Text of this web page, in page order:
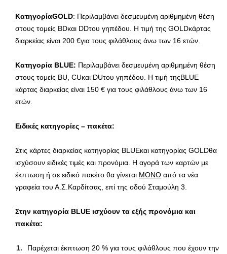
ΚατηγορίαGOLD: Περιλαμβάνει δεσμευμένη αριθμημένη θέση
στoυς τομείς BDκαι DDτου γηπέδου. Η τιμή της GOLDκάρτας
διαρκείας είναι 200 €για τους φιλάθλους άνω των 16 ετών.
Κατηγορία BLUE: Περιλαμβάνει δεσμευμένη αριθμημένη θέση
στους τομείς BU, CUκαι DUτου γηπέδου. Η τιμή τηςBLUE
κάρτας διαρκείας είναι 150 € για τους φιλάθλους άνω των 16
ετών.
Ειδικές κατηγορίες – πακέτα:
Στις κάρτες διαρκείας κατηγορίας BLUEκαι κατηγορίας GOLDθα
ισχύσουν ειδικές τιμές και προνόμια. Η αγορά των καρτών με
έκπτωση ή σε ειδικό πακέτο θα γίνεται ΜΟΝΟ από τα νέα
γραφεία του Α.Σ.Καρδίτσας, επί της οδού Σταμούλη 3.
Στην κατηγορία BLUE ισχύουν τα εξής προνόμια και
πακέτα:
Παρέχεται έκπτωση 20 % για τους φιλάθλους που έχουν την